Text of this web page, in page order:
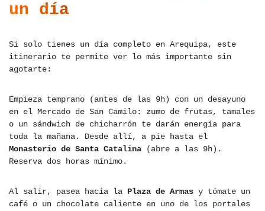
un día
Si solo tienes un día completo en Arequipa, este
itinerario te permite ver lo más importante sin
agotarte:
Empieza temprano (antes de las 9h) con un desayuno
en el Mercado de San Camilo: zumo de frutas, tamales
o un sándwich de chicharrón te darán energía para
toda la mañana. Desde allí, a pie hasta el
Monasterio de Santa Catalina (abre a las 9h).
Reserva dos horas mínimo.
Al salir, pasea hacia la Plaza de Armas y tómate un
café o un chocolate caliente en uno de los portales